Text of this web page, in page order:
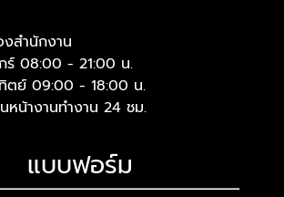
งสำนักงาน
ร์ 08:00 - 21:00 น.
ตย์ 09:00 - 18:00 น.
หน้างานทำงาน 24 ชม.
แบบฟอร์ม